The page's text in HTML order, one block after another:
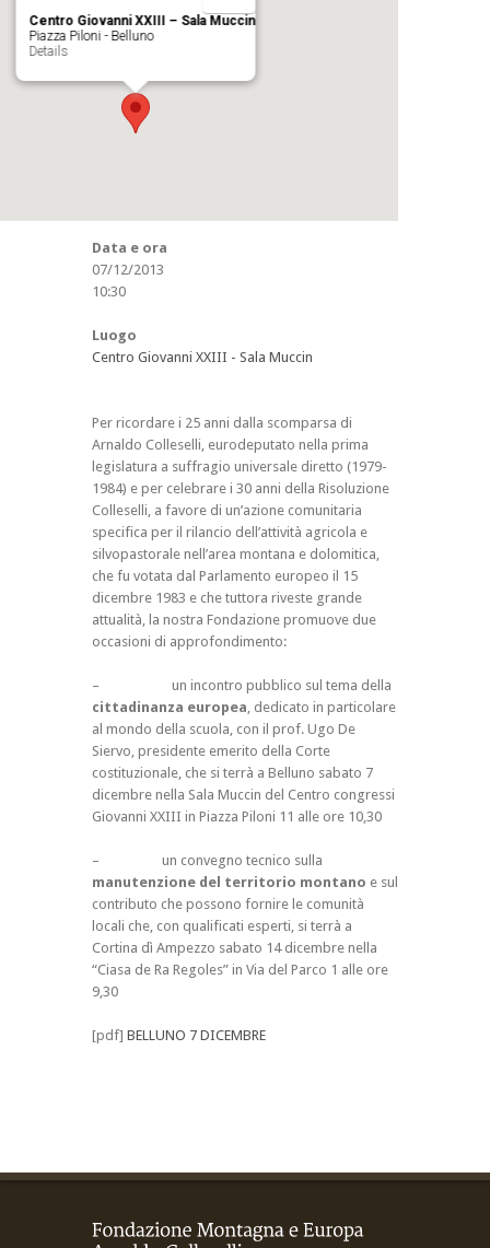
Centro Giovanni XXIII – Sala Muccin
Piazza Piloni - Belluno
Details
Data e ora
07/12/2013
10:30
Luogo
Centro Giovanni XXIII - Sala Muccin
Per ricordare i 25 anni dalla scomparsa di
Arnaldo Colleselli, eurodeputato nella prima
legislatura a suffragio universale diretto (1979-
1984) e per celebrare i 30 anni della Risoluzione
Colleselli, a favore di un’azione comunitaria
specifica per il rilancio dell’attività agricola e
silvopastorale nell’area montana e dolomitica,
che fu votata dal Parlamento europeo il 15
dicembre 1983 e che tuttora riveste grande
attualità, la nostra Fondazione promuove due
occasioni di approfondimento:
– un incontro pubblico sul tema della
cittadinanza europea , dedicato in particolare
al mondo della scuola, con il prof. Ugo De
Siervo, presidente emerito della Corte
costituzionale, che si terrà a Belluno sabato 7
dicembre nella Sala Muccin del Centro congressi
Giovanni XXIII in Piazza Piloni 11 alle ore 10,30
– un convegno tecnico sulla
manutenzione del territorio montano e sul
contributo che possono fornire le comunità
locali che, con qualificati esperti, si terrà a
Cortina dì Ampezzo sabato 14 dicembre nella
“Ciasa de Ra Regoles” in Via del Parco 1 alle ore
9,30
[pdf] BELLUNO 7 DICEMBRE